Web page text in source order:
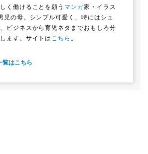
く働けることを願う マンガ家・イラス
児の母。シンプル可愛く、時にはシュ
ビジネスから育児ネタまでおもしろ分
ます。サイトは こちら 。
覧はこちら